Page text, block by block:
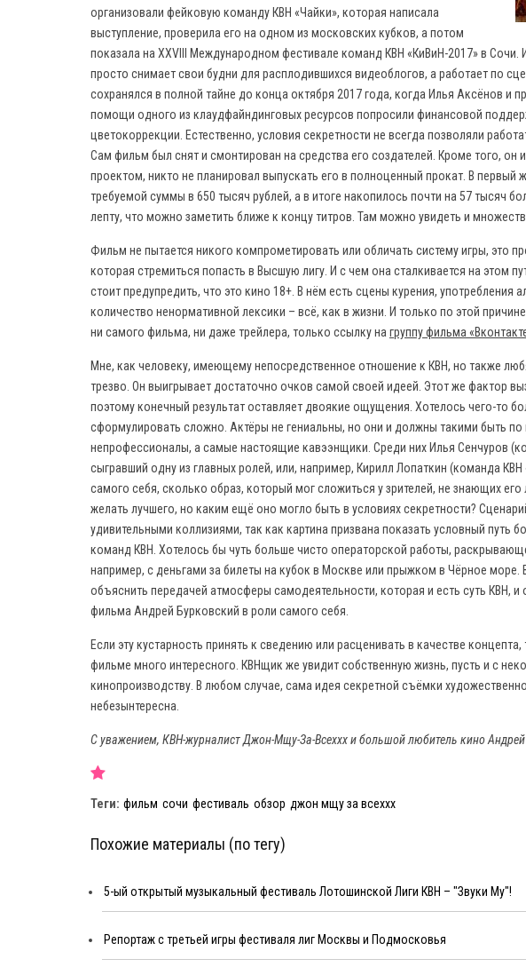
организовали фейковую команду КВН «Чайки», которая написала
выступление, проверила его на одном из московских кубков, а потом
показала на XXVIII Международном фестивале команд КВН «КиВиН-2017» в Сочи.
просто снимает свои будни для расплодившихся видеоблогов, а работает по
сохранялся в полной тайне до конца октября 2017 года, когда Илья Аксёнов
помощи одного из клаудфайндинговых ресурсов попросили финансовой
цветокоррекции. Естественно, условия секретности не всегда позволяли
Сам фильм был снят и смонтирован на средства его создателей. Кроме того,
проектом, никто не планировал выпускать его в полноценный прокат. В первый
требуемой суммы в 650 тысяч рублей, а в итоге накопилось почти на 57 тысяч
лепту, что можно заметить ближе к концу титров. Там можно увидеть и
Фильм не пытается никого компрометировать или обличать систему игры, это
которая стремиться попасть в Высшую лигу. И с чем она сталкивается на этом
стоит предупредить, что это кино 18+. В нём есть сцены курения, употребления
количество ненормативной лексики – всё, как в жизни. И только по этой
ни самого фильма, ни даже трейлера, только ссылку на группу фильма
Мне, как человеку, имеющему непосредственное отношение к КВН, но также
трезво. Он выигрывает достаточно очков самой своей идеей. Этот же фактор
поэтому конечный результат оставляет двоякие ощущения. Хотелось чего-то
сформулировать сложно. Актёры не гениальны, но они и должны такими быть
непрофессионалы, а самые настоящие кавээнщики. Среди них Илья Сенчуров
сыгравший одну из главных ролей, или, например, Кирилл Лопаткин (команда
самого себя, сколько образ, который мог сложиться у зрителей, не знающих
желать лучшего, но каким ещё оно могло быть в условиях секретности?
удивительными коллизиями, так как картина призвана показать условный путь
команд КВН. Хотелось бы чуть больше чисто операторской работы,
например, с деньгами за билеты на кубок в Москве или прыжком в Чёрное
объяснить передачей атмосферы самодеятельности, которая и есть суть КВН,
фильма Андрей Бурковский в роли самого себя.
Если эту кустарность принять к сведению или расценивать в качестве
фильме много интересного. КВНщик же увидит собственную жизнь, пусть и с
кинопроизводству. В любом случае, сама идея секретной съёмки
небезынтересна.
С уважением, КВН-журналист Джон-Мщу-За-Всеххх и большой любитель кино Андрей
Теги: фильм сочи фестиваль обзор джон мщу за всеххх
Похожие материалы (по тегу)
5-ый открытый музыкальный фестиваль Лотошинской Лиги КВН – "Звуки Му"!
Репортаж с третьей игры фестиваля лиг Москвы и Подмосковья